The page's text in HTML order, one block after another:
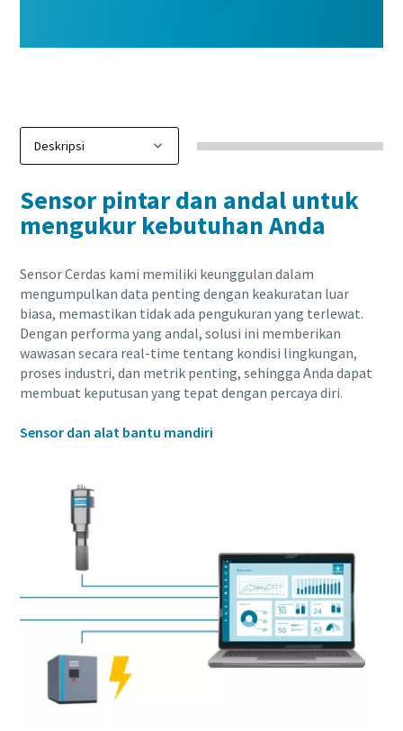
10 langkah menuju produksi yang ramah
Selengkapnya
Sensor pintar dan andal untuk
mengukur kebutuhan Anda
Sensor Cerdas kami memiliki keunggulan dalam
mengumpulkan data penting dengan keakuratan luar
biasa, memastikan tidak ada pengukuran yang terlewat.
Dengan performa yang andal, solusi ini memberikan
wawasan secara real-time tentang kondisi lingkungan,
proses industri, dan metrik penting, sehingga Anda dapat
membuat keputusan yang tepat dengan percaya diri.
Sensor dan alat bantu mandiri